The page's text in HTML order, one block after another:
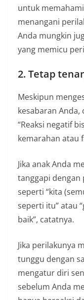
untuk
menangani
Anda mungkin
yang memicu
2. Tetap
Meskipun
kesabaran
“Reaksi negatif
kemarahan atau
Jika anak Anda
tanggapi dengan
seperti “kita
seperti itu” atau
baik”, catatnya.
Jika perilakunya
tunggu dengan
mengatur diri
sebelum Anda